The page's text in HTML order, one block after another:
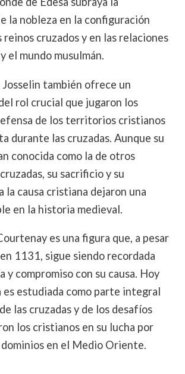
la nobleza en la configuración
cruzados y en las relaciones
el mundo musulmán.
también ofrece un
rol crucial que jugaron los
de los territorios cristianos
durante las cruzadas. Aunque su
conocida como la de otros
su sacrificio y su
la causa cristiana dejaron una
en la historia medieval.
es una figura que, a pesar
1131, sigue siendo recordada
y compromiso con su causa. Hoy
es estudiada como parte integral
las cruzadas y de los desafíos
los cristianos en su lucha por
en el Medio Oriente.